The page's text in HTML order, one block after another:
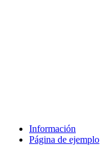
Información
Página de ejemplo